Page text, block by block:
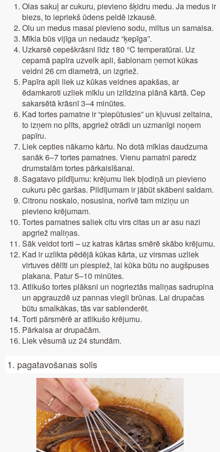
Olas sakuļ ar cukuru, pievieno šķidru medu. Ja medus ir
biezs, to iepriekš ūdens peldē izkausē.
Olu un medus masai pievieno sodu, miltus un samaisa.
Mīkla būs vijīga un nedaudz “ķepīga”.
Uzkarsē cepeškrāsni līdz 180 °C temperatūrai. Uz
cepamā papīra uzvelk apli, šablonam ņemot kūkas
veidni 26 cm diametrā, un izgriež.
Papīra apli liek uz kūkas veidnes apakšas, ar
ēdamkaroti uzliek mīklu un izlīdzina plānā kārtā. Cep
sakarsētā krāsnī 3–4 minūtes.
Kad tortes pamatne ir “piepūtusies” un kļuvusi zeltaina,
to izņem no plīts, apgriež otrādi un uzmanīgi noņem
papīru.
Liek cepties nākamo kārtu. No dotā mīklas daudzuma
sanāk 6–7 tortes pamatnes. Vienu pamatni paredz
drumstalām tortes pārkaisīšanai.
Sagatavo pildījumu: krējumu liek bļodiņā un pievieno
cukuru pēc garšas. Pildījumam ir jābūt skābeni saldam.
Citronu noskalo, nosusina, norīvē tam miziņu un
pievieno krējumam.
Tortes pamatnes saliek citu virs citas un ar asu nazi
apgriež maliņas.
Sāk veidot torti – uz katras kārtas smērē skābo krējumu.
Kad ir uzlikta pēdējā kūkas kārta, uz virsmas uzliek
virtuves dēlīti un piespiež, lai kūka būtu no augšpuses
plakana. Patur 5–10 minūtes.
Atlikušo tortes plāksni un nogrieztās maliņas sadrupina
un apgrauzdē uz pannas viegli brūnas. Lai drupačas
būtu smalkākas, tās var sablenderēt.
Torti pārsmērē ar atlikušo krējumu.
Pārkaisa ar drupačām.
Liek vēsumā uz 24 stundām.
1. pagatavošanas solis